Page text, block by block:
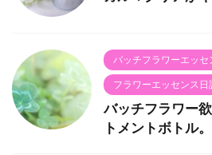
バッチフラワーエッセ
フラワーエッセンス日
バッチフラワー
トメントボトル。